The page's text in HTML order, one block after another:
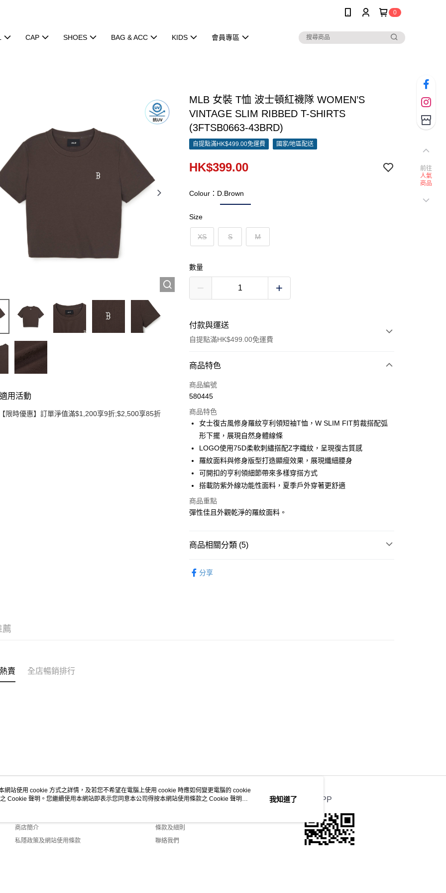
0
CAP SHOES BAG & ACC KIDS 會員專區
用活動
限時優惠】訂單淨值滿$1,200享9折;$2,500享85折
MLB 女裝 T恤 波士頓紅襪隊 WOMEN’S
VINTAGE SLIM RIBBED T-SHIRTS
(3FTSB0663-43BRD)
自提點滿HK$499.00免運費 國家/地區配送
HK$399.00
Colour：D.Brown
Size
XS S M
數量
付款與運送
自提點滿HK$499.00免運費
付款方式
信用卡
Google Pay
AlipayHK
WeChat Pay
送貨方式
付款後順豐站及營業點
付款後順豐合作便利店
送貨上門免運優惠
商品特色
商品編號
580445
商品特色
女士復古風修身羅紋亨利領短袖T恤，W SLIM FIT剪裁搭配弧
形下擺，展現自然身體線條
LOGO使用75D柔軟刺繡搭配Z字織紋，呈現復古質感
羅紋面料與修身版型打造顯瘦效果，展現纖細腰身
可開扣的亨利領細節帶來多樣穿搭方式
搭載防紫外線功能性面料，夏季戶外穿著更舒適
商品重點
彈性佳且外觀乾淨的羅紋面料。
商品相關分類 (5)
分享
薦
賣 全店暢銷排行
關於我們
商店簡介
私隱政策及網站使用條款
客戶服務
條款及細則
聯絡我們
官方APP
前往
人氣
商品
網站使用 cookie 方式之詳情，及若您不希望在電腦上使用 cookie 時應如何變更電腦的 cookie
Cookie 聲明。您繼續使用本網站即表示您同意本公司得按本網站使用條款之 Cookie 聲明使
我知道了